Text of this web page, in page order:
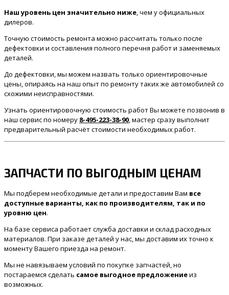
Наш уровень цен значительно ниже , чем у официальных
дилеров.
Точную стоимость ремонта можно рассчитать только после
дефектовки и составления полного перечня работ и заменяемых
деталей.
До дефектовки, мы можем назвать только ориентировочные
цены, опираясь на наш опыт по ремонту таких же автомобилей со
схожими неисправностями.
Узнать ориентировочную стоимость работ Вы можете позвонив в
наш сервис по номеру 8-495-223-38-90 , мастер сразу выполнит
предварительный расчёт стоимости необходимых работ.
ЗАПЧАСТИ ПО ВЫГОДНЫМ ЦЕНАМ
Мы подберем необходимые детали и предоставим Вам все
доступные варианты, как по производителям, так и по
уровню цен.
На базе сервиса работает служба доставки и склад расходных
материалов. При заказе деталей у нас, мы доставим их точно к
моменту Вашего приезда на ремонт.
Мы не навязываем условий по покупке запчастей, но
постараемся сделать самое выгодное предложениеиз
возможных.